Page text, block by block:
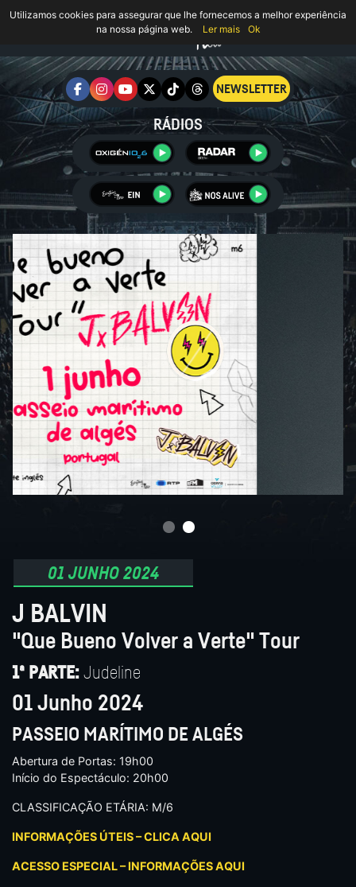
NEWSLETTER
RÁDIOS
01 JUNHO 2024
J BALVIN
"Que Bueno Volver a Verte" Tour
1ª PARTE: Judeline
01 Junho 2024
PASSEIO MARÍTIMO DE ALGÉS
Abertura de Portas: 19h00
Início do Espectáculo: 20h00
CLASSIFICAÇÃO ETÁRIA: M/6
INFORMAÇÕES ÚTEIS – CLICA AQUI
ACESSO ESPECIAL – INFORMAÇÕES AQUI
Utilizamos cookies para assegurar que lhe fornecemos a melhor experiência
na nossa página web.
Ler mais Ok